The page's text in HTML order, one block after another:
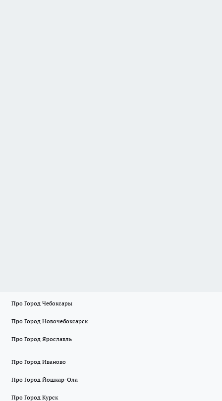
Про Город Чебоксары
Про Город Новочебоксарск
Про Город Ярославль
Про Город Иваново
Про Город Йошкар-Ола
Про Город Курск